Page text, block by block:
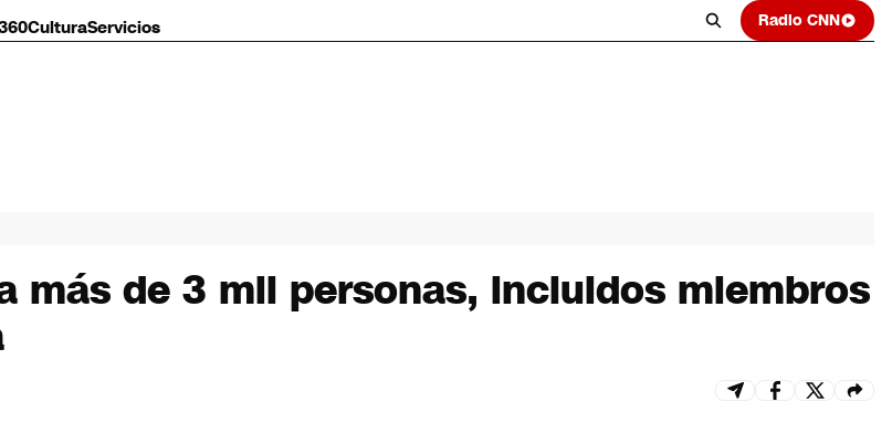
CulturaServicios Radio CNN
más de 3 mil personas, incluidos miembros